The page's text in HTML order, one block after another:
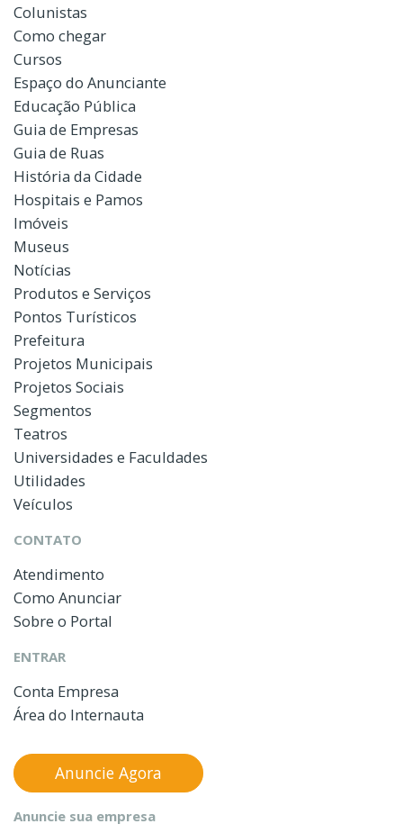
Colunistas
Como chegar
Cursos
Espaço do Anunciante
Educação Pública
Guia de Empresas
Guia de Ruas
História da Cidade
Hospitais e Pamos
Imóveis
Museus
Notícias
Produtos e Serviços
Pontos Turísticos
Prefeitura
Projetos Municipais
Projetos Sociais
Segmentos
Teatros
Universidades e Faculdades
Utilidades
Veículos
CONTATO
Atendimento
Como Anunciar
Sobre o Portal
ENTRAR
Conta Empresa
Área do Internauta
Anuncie sua empresa
Anuncie Agora